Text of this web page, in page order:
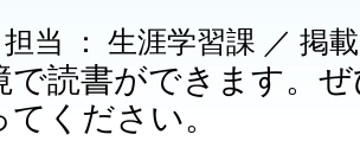
担当 ： 生涯学習課 ／ 掲
で読書ができます。
ください。